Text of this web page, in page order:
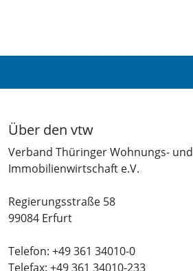
Über den vtw
Verband Thüringer Wohnungs- und
Immobilienwirtschaft e.V.
Regierungsstraße 58
99084 Erfurt
Telefon: +49 361 34010-0
Telefax: +49 361 34010-233